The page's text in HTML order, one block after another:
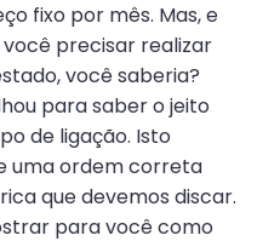
fixo por mês. Mas, e
precisar realizar
você saberia?
para saber o jeito
de ligação. Isto
uma ordem correta
que devemos discar.
para você como